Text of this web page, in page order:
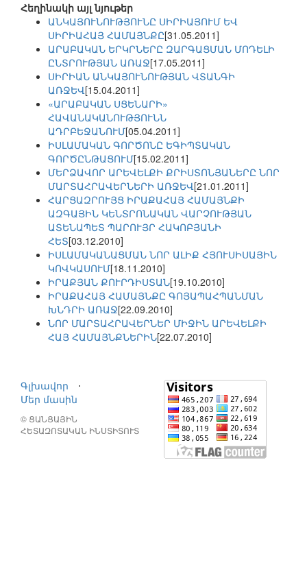
Հեղինակի այլ նյութեր
ԱՆԿԱՅՈՒՆՈՒԹՅՈՒՆԸ ՍԻՐԻԱՅՈՒՄ ԵՎ
ՍԻՐԻԱՀԱՅ ՀԱՄԱՅՆՔԸ[31.05.2011]
ԱՐԱԲԱԿԱՆ ԵՐԿՐՆԵՐԸ ԶԱՐԳԱՑՄԱՆ ՄՈԴԵԼԻ
ԸՆՏՐՈՒԹՅԱՆ ԱՌԱՋ[17.05.2011]
ՍԻՐԻԱՆ ԱՆԿԱՅՈՒՆՈՒԹՅԱՆ ՎՏԱՆԳԻ
ԱՌՋԵՎ[15.04.2011]
«ԱՐԱԲԱԿԱՆ ՍՑԵՆԱՐԻ»
ՀԱՎԱՆԱԿԱՆՈՒԹՅՈՒՆՆ
ԱԴՐԲԵՋԱՆՈՒՄ[05.04.2011]
ԻՍԼԱՄԱԿԱՆ ԳՈՐԾՈՆԸ ԵԳԻՊՏԱԿԱՆ
ԳՈՐԾԸՆԹԱՑՈՒՄ[15.02.2011]
ՄԵՐՁԱՎՈՐ ԱՐԵՎԵԼՔԻ ՔՐԻՍՏՈՆՅԱՆԵՐԸ ՆՈՐ
ՄԱՐՏԱՀՐԱՎԵՐՆԵՐԻ ԱՌՋԵՎ[21.01.2011]
ՀԱՐՑԱԶՐՈՒՅՑ ԻՐԱՔԱՀԱՅ ՀԱՄԱՅՆՔԻ
ԱԶԳԱՅԻՆ ԿԵՆՏՐՈՆԱԿԱՆ ՎԱՐՉՈՒԹՅԱՆ
ԱՏԵՆԱՊԵՏ ՊԱՐՈՒՅՐ ՀԱԿՈԲՅԱՆԻ
ՀԵՏ[03.12.2010]
ԻՍԼԱՄԱԿԱՆԱՑՄԱՆ ՆՈՐ ԱԼԻՔ ՀՅՈՒՍԻՍԱՅԻՆ
ԿՈՎԿԱՍՈՒՄ[18.11.2010]
ԻՐԱՔՅԱՆ ՔՈՒՐԴԻՍՏԱՆ[19.10.2010]
ԻՐԱՔԱՀԱՅ ՀԱՄԱՅՆՔԸ ԳՈՅԱՊԱՀՊԱՆՄԱՆ
ԽՆԴՐԻ ԱՌԱՋ[22.09.2010]
ՆՈՐ ՄԱՐՏԱՀՐԱՎԵՐՆԵՐ ՄԻՋԻՆ ԱՐԵՎԵԼՔԻ
ՀԱՅ ՀԱՄԱՅՆՔՆԵՐԻՆ[22.07.2010]
Գլխավոր
⋅
Մեր մասին
© ՑԱՆՑԱՅԻՆ
ՀԵՏԱԶՈՏԱԿԱՆ ԻՆՍՏԻՏՈՒՏ